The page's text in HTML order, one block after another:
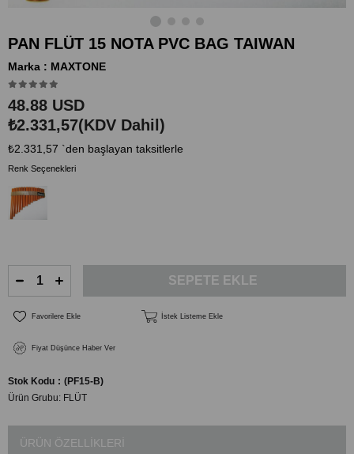
PAN FLÜT 15 NOTA PVC BAG TAIWAN
Marka : MAXTONE
48.88 USD
₺2.331,57(KDV Dahil)
₺2.331,57 `den başlayan taksitlerle
Renk Seçenekleri
Favorilere Ekle İstek Listeme Ekle
Fiyat Düşünce Haber Ver
Stok Kodu
(PF15-B)
Ürün Grubu: FLÜT
ÜRÜN ÖZELLIKLERI